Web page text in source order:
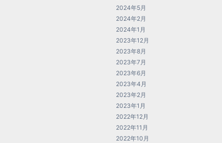
2024年5月
2024年2月
2024年1月
2023年12月
2023年8月
2023年7月
2023年6月
2023年4月
2023年2月
2023年1月
2022年12月
2022年11月
2022年10月